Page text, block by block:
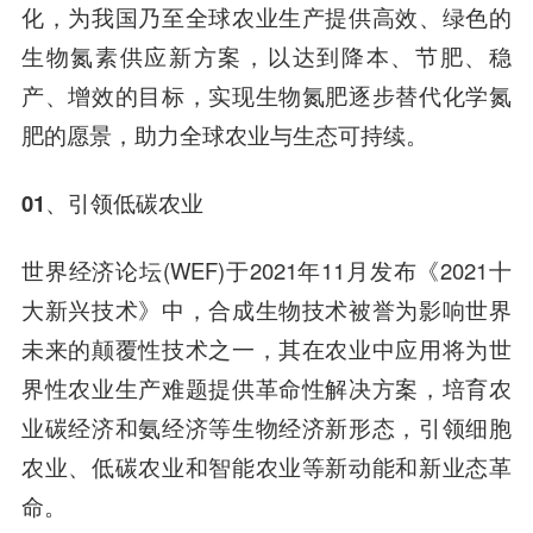
化，为我国乃至全球农业生产提供高效、绿色的
生物氮素供应新方案，以达到降本、节肥、稳
产、增效的目标，实现生物氮肥逐步替代化学氮
肥的愿景，助力全球农业与生态可持续。
01、 引领低碳农业
世界经济论坛(WEF)于2021年11月发布《2021十
大新兴技术》中，合成生物技术被誉为影响世界
未来的颠覆性技术之一，其在农业中应用将为世
界性农业生产难题提供革命性解决方案，培育农
业碳经济和氨经济等生物经济新形态，引领细胞
农业、低碳农业和智能农业等新动能和新业态革
命。